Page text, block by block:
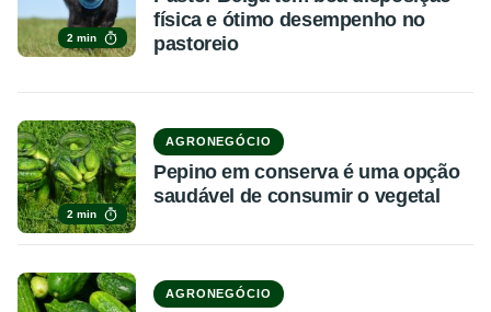
2 min
física e ótimo desempenho no
pastoreio
2 min
AGRONEGÓCIO
Pepino em conserva é uma opção
saudável de consumir o vegetal
AGRONEGÓCIO